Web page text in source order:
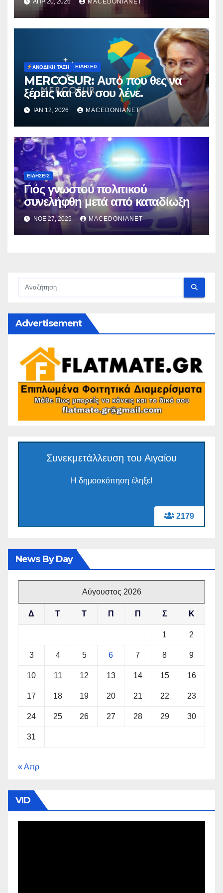
Μυρτούς
ΑΝΟΔΙΚΉ ΤΆΣΗ ΕΙΔΉΣΕΙΣ
MERCOSUR: Αυτό που θες να
ξέρεις και δεν σου λένε.
ΙΑΝ 12, 2026 MACEDONIANET
ΕΙΔΉΣΕΙΣ
Γιός γνωστού πολιτικού
συνελήφθη μετά από καταδίωξη
ΝΟΈ 27, 2025 MACEDONIANET
Advertisement
2179
Συνεκμετάλλευση του Αιγαίου
Η δημοσκόπηση έληξε!
News By Day
Αύγουστος 2026
Δ Τ Τ Π Π Σ Κ
1 2
3 4 5 6 7 8 9
10 11 12 13 14 15 16
17 18 19 20 21 22 23
24 25 26 27 28 29 30
31
« Απρ
VID